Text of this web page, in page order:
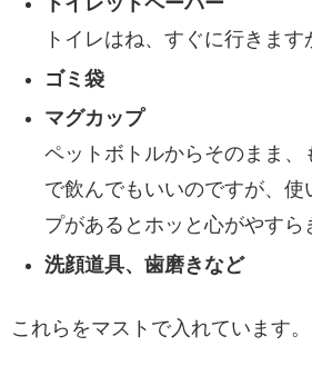
トイレはね、すぐに行きます
ゴミ袋
マグカップ
ペットボトルからそのまま、
で飲んでもいいのですが、使
プがあるとホッと心がやすら
洗顔道具、歯磨きなど
これらをマストで入れています。